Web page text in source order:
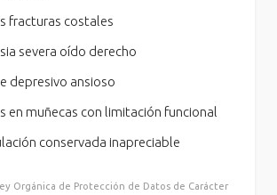
fracturas costales
severa oído derecho
depresivo ansioso
en muñecas con limitación funcional
conservada inapreciable
Orgánica de Protección de Datos de Carácter